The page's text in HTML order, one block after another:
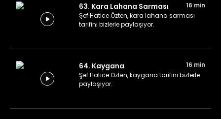
63. Kara Lahana Sarması
16 min
Şef Hatice Özten, kara lahana sarması
tarifini bizlerle paylaşıyor.
64. Kaygana
16 min
Şef Hatice Özten, kaygana tarifini bizlerle
paylaşıyor.